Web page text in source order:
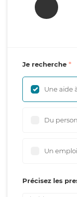
Je recherche
Une aide
Du
Un emploi
Précisez les